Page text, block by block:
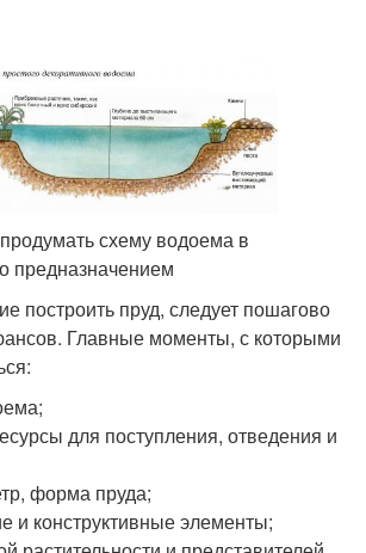
схему водоема в
предназначением
построить пруд, следует пошагово
Главные моменты, с которыми
для поступления, отведения и
форма пруда;
и конструктивные элементы;